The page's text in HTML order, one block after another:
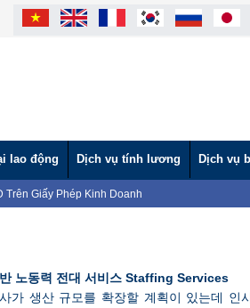
lao động Dịch vụ tính lương Dịch vụ
Giấy Phép Kinh Doanh
tình" hỗ trợ nước ngọt cho người dân vùng hạn
ĐỘNG THAM GIA NGÀY HỘI VIỆC LÀM TẠI TÂY
ĐỘNG THAM GIA NGÀY HỘI VIỆC LÀM TẠI TÂY
노동력 전대 서비스 Staffing Services
가 생산 규모를 확장할 계획이 있는데 인